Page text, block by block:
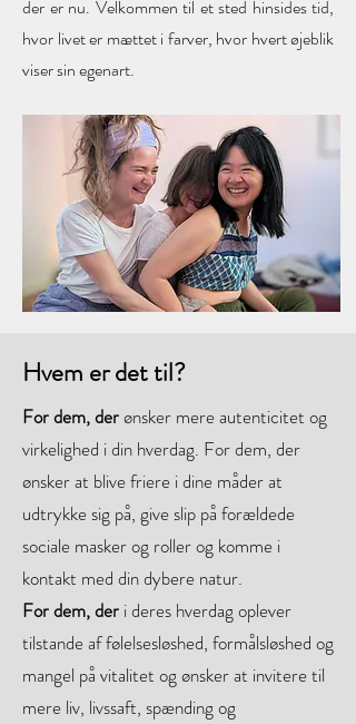
der er nu. Velkommen til et sted hinsides tid,
hvor livet er mættet i farver, hvor hvert øjeblik
viser sin egenart.
Hvem er det til?
For dem, derønsker mere autenticitet og
virkelighed i din hverdag. For dem, der
ønsker at blive friere i dine måder at
udtrykke sig på, give slip på forældede
sociale masker og roller og komme i
kontakt med din dybere natur.
For dem, der i deres hverdag oplever
tilstande af følelsesløshed, formålsløshed og
mangel på vitalitet og ønsker at invitere til
mere liv, livssaft, spænding og